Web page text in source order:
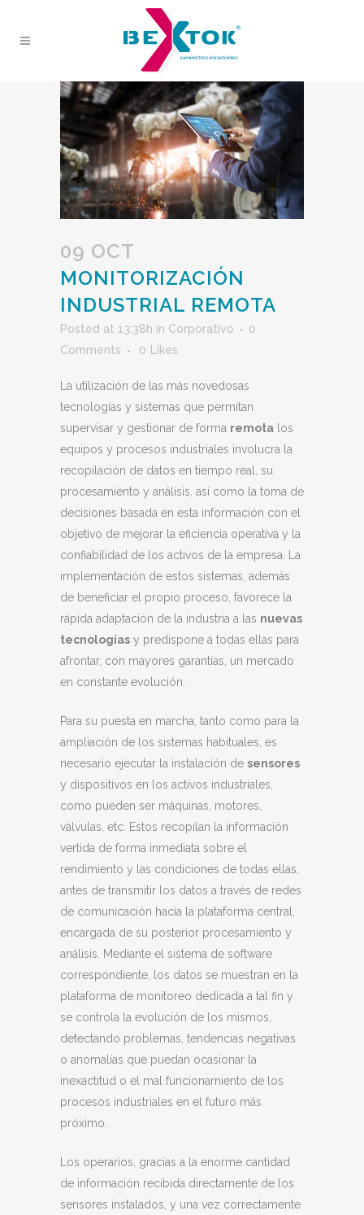
09 OCT
MONITORIZACIÓN
INDUSTRIAL REMOTA
Posted at 13:38h in Corporativo
0
Comments
0 Likes
La utilización de las más novedosas
tecnologías y sistemas que permitan
supervisar y gestionar de forma remota los
equipos y procesos industriales involucra la
recopilación de datos en tiempo real, su
procesamiento y análisis, así como la toma de
decisiones basada en esta información con el
objetivo de mejorar la eficiencia operativa y la
confiabilidad de los activos de la empresa. La
implementación de estos sistemas, además
de beneficiar el propio proceso, favorece la
rápida adaptación de la industria a las nuevas
tecnologías y predispone a todas ellas para
afrontar, con mayores garantías, un mercado
en constante evolución.
Para su puesta en marcha, tanto como para la
ampliación de los sistemas habituales, es
necesario ejecutar la instalación de sensores
y dispositivos en los activos industriales,
como pueden ser máquinas, motores,
válvulas, etc. Estos recopilan la información
vertida de forma inmediata sobre el
rendimiento y las condiciones de todas ellas,
antes de transmitir los datos a través de redes
de comunicación hacia la plataforma central,
encargada de su posterior procesamiento y
análisis. Mediante el sistema de software
correspondiente, los datos se muestran en la
plataforma de monitoreo dedicada a tal fin y
se controla la evolución de los mismos,
detectando problemas, tendencias negativas
o anomalías que puedan ocasionar la
inexactitud o el mal funcionamiento de los
procesos industriales en el futuro más
próximo.
Los operarios, gracias a la enorme cantidad
de información recibida directamente de los
sensores instalados, y una vez correctamente